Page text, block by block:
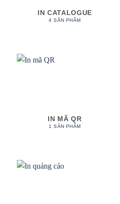
IN CATALOGUE
4 SẢN PHẨM
IN MÃ QR
1 SẢN PHẨM